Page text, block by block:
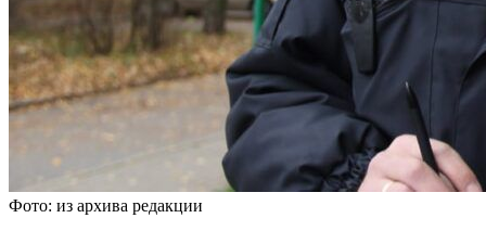
Фото: из архива редакции